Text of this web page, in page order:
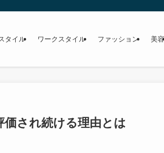
タイル ワークスタイル ファッション 美容
価され続ける理由とは